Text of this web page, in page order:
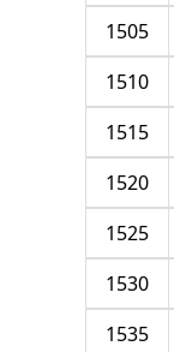
1505
1510
1515
1520
1525
1530
1535